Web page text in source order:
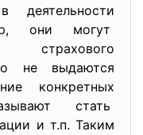
в деятельности
они могут
страхового
не выдаются
конкретных
стать
и т.п. Таким